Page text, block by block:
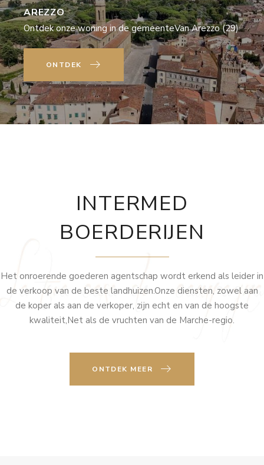
AREZZO
Ontdek onze woning in de gemeenteVan Arezzo (29)
ONTDEK
INTERMED
BOERDERIJEN
Het onroerende goederen agentschap wordt erkend als leider in
de verkoop van de beste landhuizen.Onze diensten, zowel aan
de koper als aan de verkoper, zijn echt en van de hoogste
kwaliteit,Net als de vruchten van de Marche-regio.
ONTDEK MEER